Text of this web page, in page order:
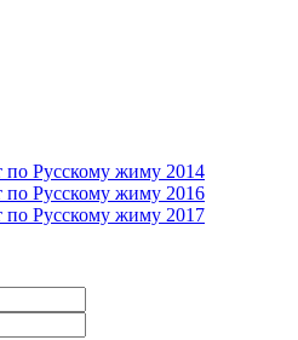
по Русскому жиму 2014
по Русскому жиму 2016
по Русскому жиму 2017